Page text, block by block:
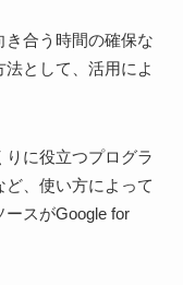
るために
園高等学校の取り
き合う時間の確保な
として、活用によ
に役立つプログラ
ど、使い方によって
スがGoogle for